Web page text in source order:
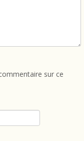
sur ce